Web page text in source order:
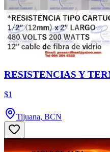
RESISTENCIAS Y
$1
Tijuana, BCN